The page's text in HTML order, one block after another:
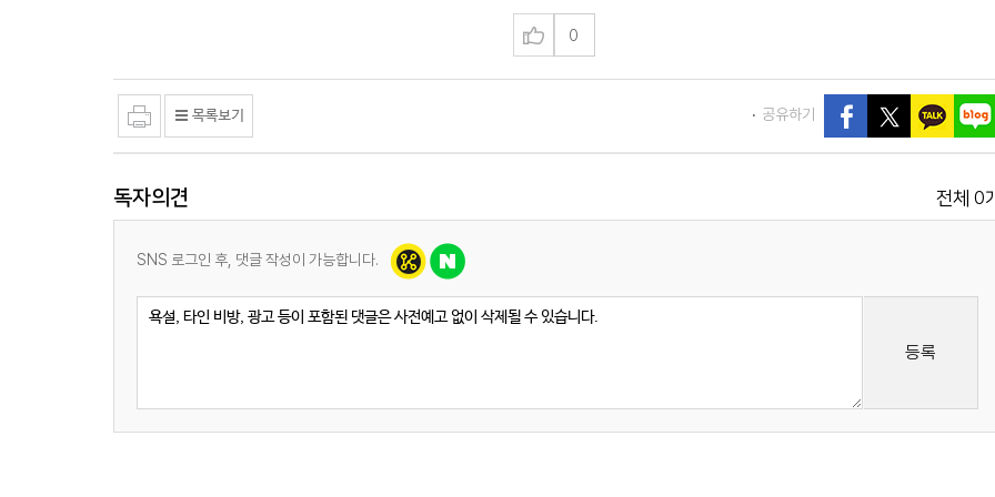
0
공유하기
독자의견 전체 0
SNS 로그인 후, 댓글 작성이 가능합니다.
등록